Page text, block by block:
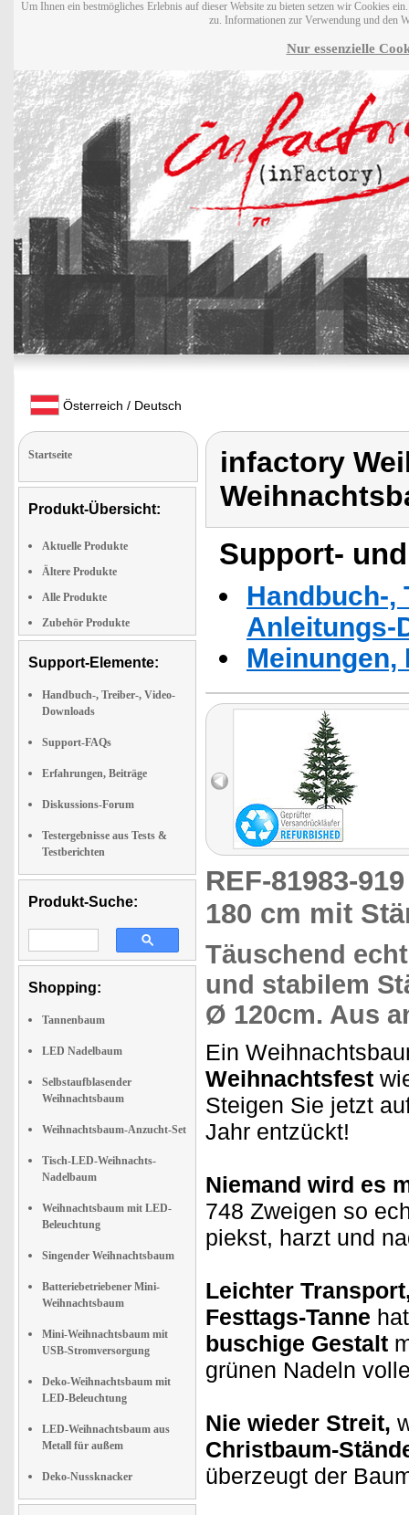
Um Ihnen ein bestmögliches Erlebnis auf dieser Website zu bieten setzen wir Cookies
zu. Informationen zur Verwendung und den
Nur essenzielle
Österreich / Deutsch
Startseite
Produkt-Übersicht:
Aktuelle Produkte
Ältere Produkte
Alle Produkte
Zubehör Produkte
Support-Elemente:
Handbuch-, Treiber-, Video-
Downloads
Support-FAQs
Erfahrungen, Beiträge
Diskussions-Forum
Testergebnisse aus Tests &
Testberichten
Produkt-Suche:
Shopping:
Tannenbaum
LED Nadelbaum
Selbstaufblasender
Weihnachtsbaum
Weihnachtsbaum-Anzucht-Set
Tisch-LED-Weihnachts-
Nadelbaum
Weihnachtsbaum mit LED-
Beleuchtung
Singender Weihnachtsbaum
Batteriebetriebener Mini-
Weihnachtsbaum
Mini-Weihnachtsbaum mit
USB-Stromversorgung
Deko-Weihnachtsbaum mit
LED-Beleuchtung
LED-Weihnachtsbaum aus
Metall für außem
Deko-Nussknacker
infactory
Support-
Handbuch-,
Anleitungs-
REF-81983-
180 cm mit
Täuschend
und stabilem
Ø 120cm. Aus
Ein
Weihnachtsfest
Steigen Sie jetzt
Jahr entzückt!
Niemand wird es
748 Zweigen so
piekst, harzt und
Leichter
Festtags-Tanne
buschige Gestalt
grünen Nadeln
Nie wieder Streit,
Christbaum-
überzeugt der